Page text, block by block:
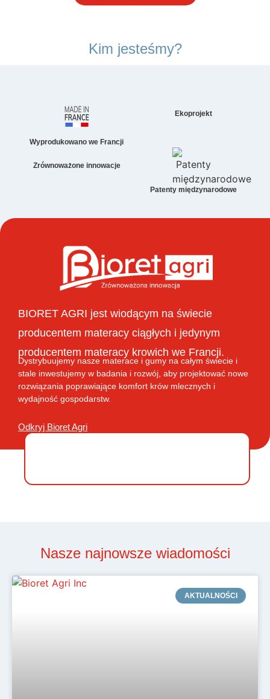
Kim jesteśmy?
Wyprodukowano we Francji
Ekoprojekt
Zrównoważone innowacje
Patenty międzynarodowe
BIORET AGRI jest wiodącym na świecie
producentem materacy ciągłych i jedynym
producentem materacy krowich we Francji.
Dystrybuujemy nasze materace i gumy na całym świecie i
stale inwestujemy w badania i rozwój, aby projektować nowe
rozwiązania poprawiające komfort krów mlecznych i
wydajność gospodarstw.
Odkryj Bioret Agri
Nasze najnowsze wiadomości
AKTUALNOŚCI